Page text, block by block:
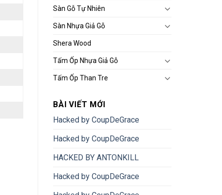
Sàn Gỗ Tự Nhiên
Sàn Nhựa Giả Gỗ
Shera Wood
Tấm Ốp Nhựa Giả Gỗ
Tấm Ốp Than Tre
BÀI VIẾT MỚI
Hacked by CoupDeGrace
Hacked by CoupDeGrace
HACKED BY ANTONKILL
Hacked by CoupDeGrace